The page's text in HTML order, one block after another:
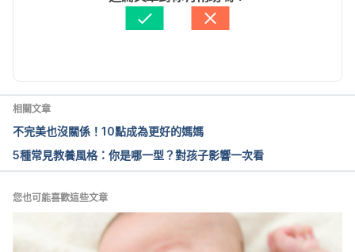
賴建翰醫師
相關文章
不完美也沒關係！10點成為更好的媽媽
5種常見教養風格：你是哪一型？對孩子影響一次看
您也可能喜歡這些文章